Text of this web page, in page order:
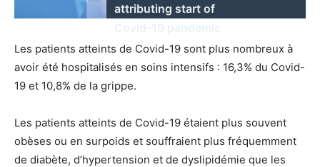
attributing start of
Les patients atteints de Covid-19 sont plus nombreux à
avoir été hospitalisés en soins intensifs : 16,3% du Covid-
19 et 10,8% de la grippe.
Les patients atteints de Covid-19 étaient plus souvent
obèses ou en surpoids et souffraient plus fréquemment
de diabète, d’hypertension et de dyslipidémie que les